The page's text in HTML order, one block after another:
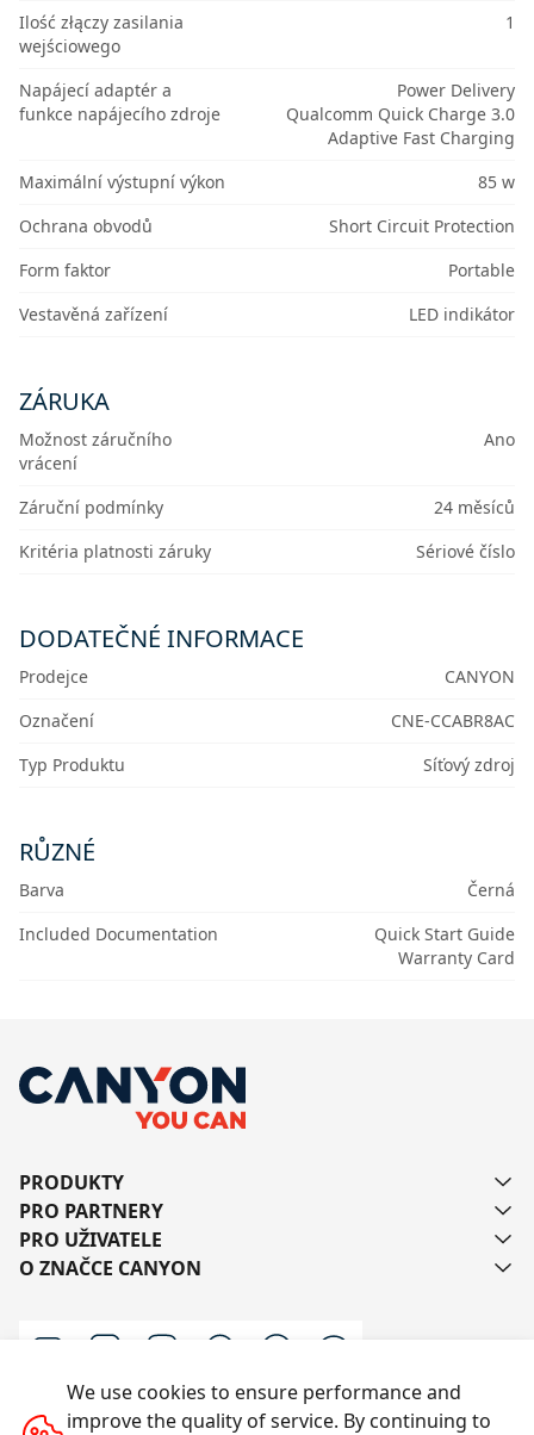
Ilość złączy zasilania
wejściowego
1
Napájecí adaptér a
funkce napájecího zdroje
Power Delivery
Qualcomm Quick Charge 3.0
Adaptive Fast Charging
Maximální výstupní výkon
85 w
Ochrana obvodů
Short Circuit Protection
Form faktor
Portable
Vestavěná zařízení
LED indikátor
ZÁRUKA
Možnost záručního
vrácení
Ano
Záruční podmínky
24 měsíců
Kritéria platnosti záruky
Sériové číslo
DODATEČNÉ INFORMACE
Prodejce
CANYON
Označení
CNE-CCABR8AC
Typ Produktu
Síťový zdroj
RŮZNÉ
Barva
Černá
Included Documentation
Quick Start Guide
Warranty Card
PRODUKTY
PRO PARTNERY
PRO UŽIVATELE
O ZNAČCE CANYON
We use cookies to ensure performance and
improve the quality of service. By continuing to